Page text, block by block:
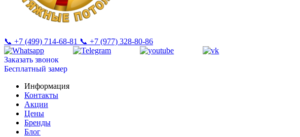
📞 +7 (499) 714-68-81 📞 +7 (977) 328-80-86
Заказать звонок
Бесплатный замер
Информация
Контакты
Акции
Цены
Бренды
Блог